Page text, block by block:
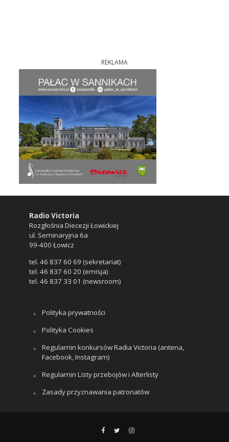
REKLAMA
Radio Victoria
Rozgłośnia Diecezji Łowickiej
ul. Seminaryjna 6a
99-400 Łowicz
tel. 46 837 60 69 (sekretariat)
tel. 46 837 60 20 (emisja)
tel. 46 837 33 01 (newsroom)
Polityka prywatności
Polityka Cookies
Regulamin konkursów Radia Victoria (antena,
Facebook, Instagram)
Regulamin Listy przebojów i Alterlisty
Zasady przyznawania patronatów